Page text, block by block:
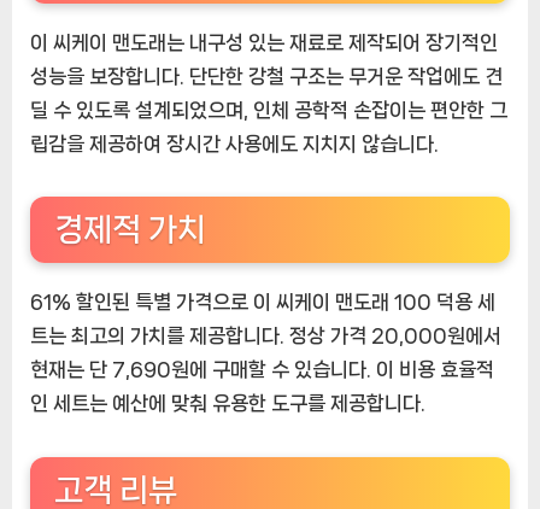
이 씨케이 맨도래는 내구성 있는 재료로 제작되어 장기적인
성능을 보장합니다. 단단한 강철 구조는 무거운 작업에도 견
딜 수 있도록 설계되었으며, 인체 공학적 손잡이는 편안한 그
립감을 제공하여 장시간 사용에도 지치지 않습니다.
경제적 가치
61% 할인된 특별 가격으로 이 씨케이 맨도래 100 덕용 세
트는 최고의 가치를 제공합니다. 정상 가격 20,000원에서
현재는 단 7,690원에 구매할 수 있습니다. 이 비용 효율적
인 세트는 예산에 맞춰 유용한 도구를 제공합니다.
고객 리뷰